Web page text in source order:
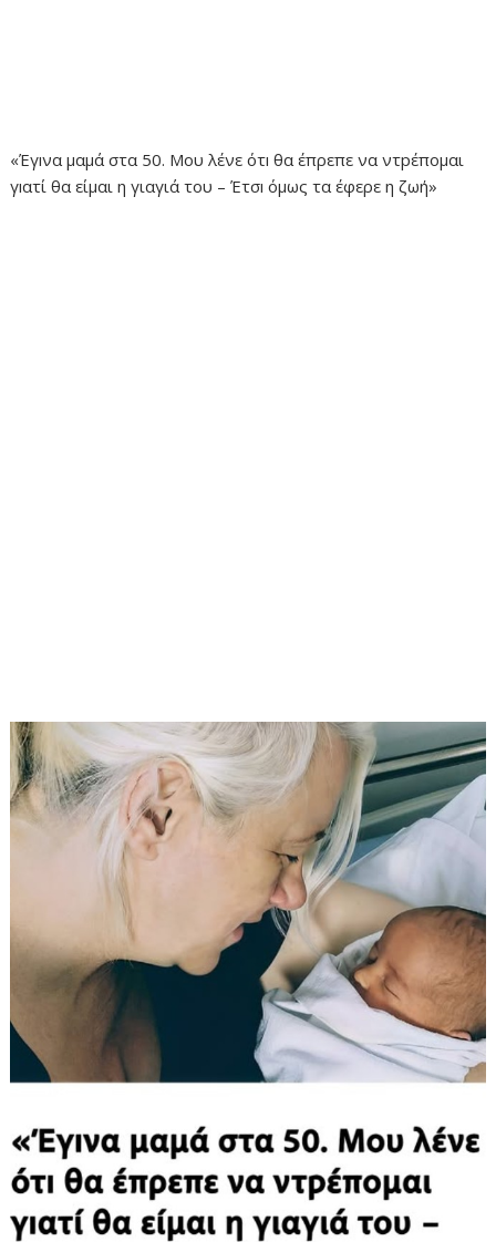
«Έγıνα μαμά στα 50. Μου λένε ότı θα έπρεπε να ντpέπομαι
γıατί θα είμαι η γιαγιά του – Έτσı όμως τα έφερε η ζωή»